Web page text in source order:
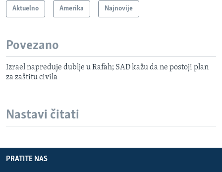
Aktuelno Amerika Najnovije
Povezano
Izrael napreduje dublje u Rafah; SAD kažu da ne postoji plan
za zaštitu civila
Nastavi čitati
PRATITE NAS